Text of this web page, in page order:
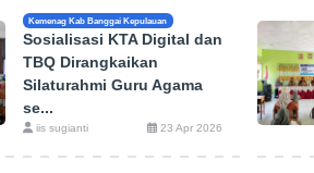
Kemenag Kab Banggai Kepulauan
Sosialisasi KTA Digital dan
TBQ Dirangkaikan
Silaturahmi Guru Agama
se...
iis sugianti 23 Apr 2026